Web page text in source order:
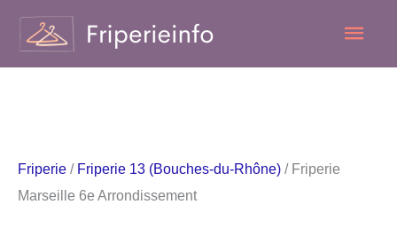
contenu
Friperie / Friperie 13 (Bouches-du-Rhône) / Friperie
Marseille 6e Arrondissement